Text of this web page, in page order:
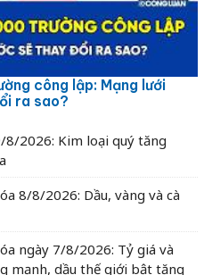
công lập: Mạng lưới
ra sao?
8/2026: Kim loại quý tăng
8/8/2026: Dầu, vàng và cà
ngày 7/8/2026: Tỷ giá và
mạnh, dầu thế giới bật tăng